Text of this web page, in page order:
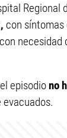
Regional
con síntomas
necesidad
episodiono